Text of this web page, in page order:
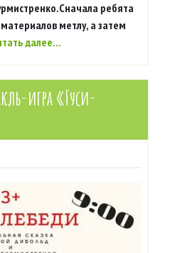
ребята
метлу, а затем
далее…
игра «Гуси-